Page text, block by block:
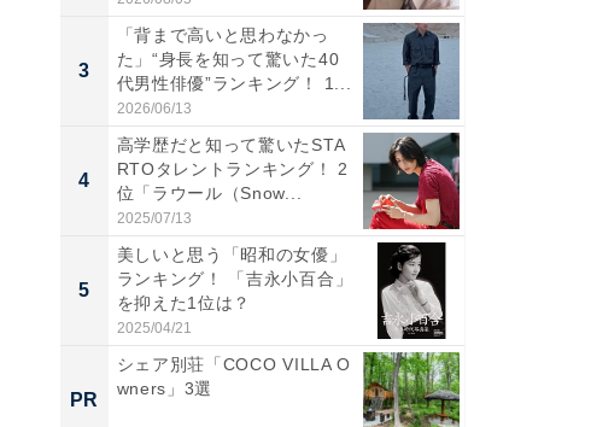
3
「背まで高いと思わなかっ
た」“身長を知って驚いた40
代男性俳優”ランキング！ 1...
2026/06/13
4
高学歴だと知って驚いたSTA
RTOタレントランキング！ 2
位「ラウール（Snow...
2025/07/13
5
美しいと思う「昭和の女優」
ランキング！ 「吉永小百合」
を抑えた1位は？
2025/04/21
PR
シェア別荘「COCO VILLA O
wners」3選